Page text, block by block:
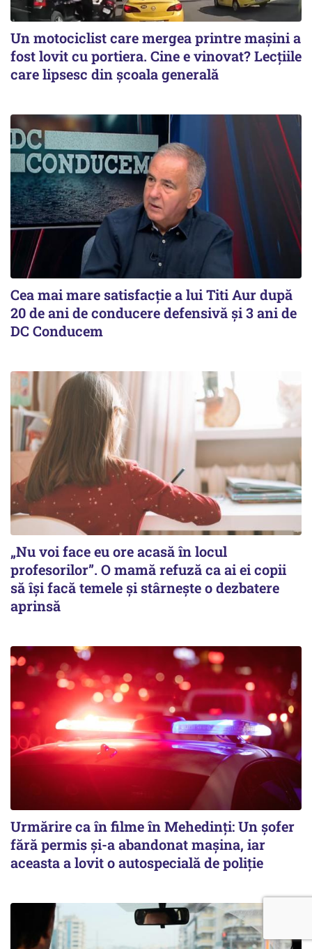
Un motociclist care mergea printre maşini a
fost lovit cu portiera. Cine e vinovat? Lecţiile
care lipsesc din şcoala generală
Cea mai mare satisfacţie a lui Titi Aur după
20 de ani de conducere defensivă şi 3 ani de
DC Conducem
„Nu voi face eu ore acasă în locul
profesorilor”. O mamă refuză ca ai ei copii
să își facă temele și stârnește o dezbatere
aprinsă
Urmărire ca în filme în Mehedinți: Un șofer
fără permis și-a abandonat mașina, iar
aceasta a lovit o autospecială de poliție